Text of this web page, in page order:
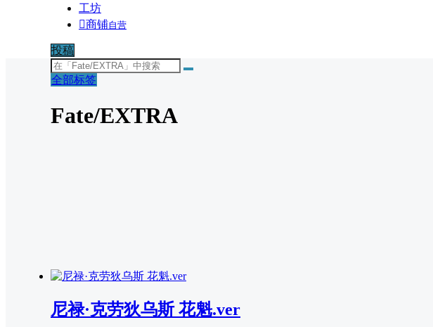
工坊
商铺自营
投稿
全部标签
Fate/EXTRA
尼禄·克劳狄乌斯 花魁.ver